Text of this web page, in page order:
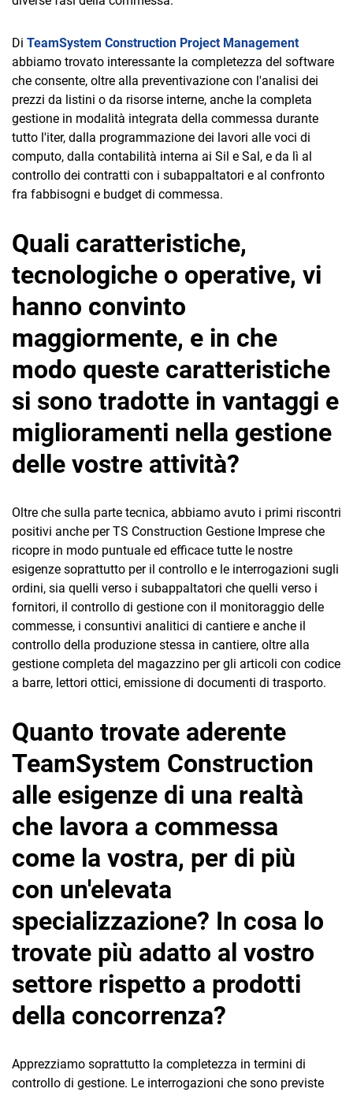
Di TeamSystem Construction Project Management
abbiamo trovato interessante la completezza del software
che consente, oltre alla preventivazione con l'analisi dei
prezzi da listini o da risorse interne, anche la completa
gestione in modalità integrata della commessa durante
tutto l'iter, dalla programmazione dei lavori alle voci di
computo, dalla contabilità interna ai Sil e Sal, e da lì al
controllo dei contratti con i subappaltatori e al confronto
fra fabbisogni e budget di commessa.
Quali caratteristiche,
tecnologiche o operative, vi
hanno convinto
maggiormente, e in che
modo queste caratteristiche
si sono tradotte in vantaggi e
miglioramenti nella gestione
delle vostre attività?
Oltre che sulla parte tecnica, abbiamo avuto i primi riscontri
positivi anche per TS Construction Gestione Imprese che
ricopre in modo puntuale ed efficace tutte le nostre
esigenze soprattutto per il controllo e le interrogazioni sugli
ordini, sia quelli verso i subappaltatori che quelli verso i
fornitori, il controllo di gestione con il monitoraggio delle
commesse, i consuntivi analitici di cantiere e anche il
controllo della produzione stessa in cantiere, oltre alla
gestione completa del magazzino per gli articoli con codice
a barre, lettori ottici, emissione di documenti di trasporto.
Quanto trovate aderente
TeamSystem Construction
alle esigenze di una realtà
che lavora a commessa
come la vostra, per di più
con un'elevata
specializzazione? In cosa lo
trovate più adatto al vostro
settore rispetto a prodotti
della concorrenza?
Apprezziamo soprattutto la completezza in termini di
controllo di gestione. Le interrogazioni che sono previste